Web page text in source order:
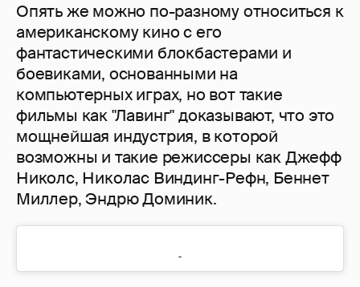
Опять же можно по-разному относиться к
американскому кино с его
фантастическими блокбастерами и
боевиками, основанными на
компьютерных играх, но вот такие
фильмы как "Лавинг" доказывают, что это
мощнейшая индустрия, в которой
возможны и такие режиссеры как Джефф
Николс, Николас Виндинг-Рефн, Беннет
Миллер, Эндрю Доминик.